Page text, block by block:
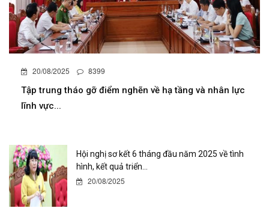
20/08/2025 8399
Tập trung tháo gỡ điểm nghẽn về hạ tầng và nhân lực
lĩnh vực...
Hội nghị sơ kết 6 tháng đầu năm 2025 về tình
hình, kết quả triển...
20/08/2025